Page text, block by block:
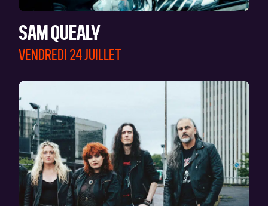
SAM QUEALY
VENDREDI 24 JUILLET